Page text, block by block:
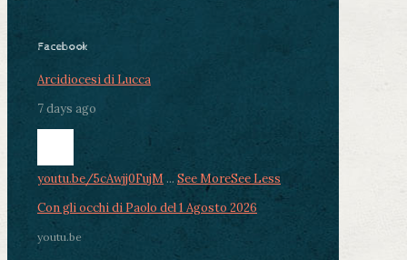
Facebook
Arcidiocesi di Lucca
7 days ago
youtu.be/5cAwjj0FujM ... See MoreSee Less
Con gli occhi di Paolo del 1 Agosto 2026
youtu.be